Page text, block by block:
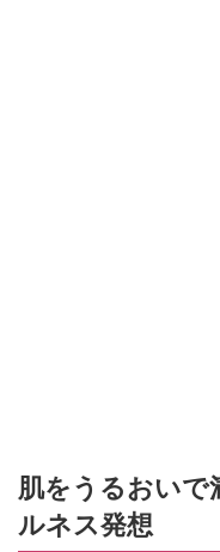
肌をうるおいで
ルネス発想